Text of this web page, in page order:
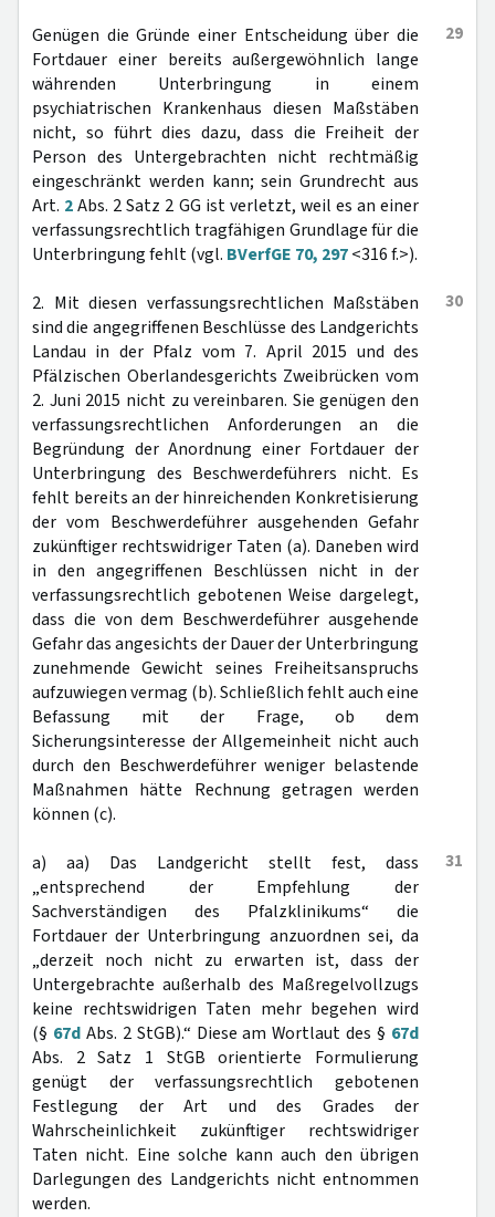
29
Genügen die Gründe einer Entscheidung über die
Fortdauer einer bereits außergewöhnlich lange
währenden Unterbringung in einem
psychiatrischen Krankenhaus diesen Maßstäben
nicht, so führt dies dazu, dass die Freiheit der
Person des Untergebrachten nicht rechtmäßig
eingeschränkt werden kann; sein Grundrecht aus
Art. 2Abs. 2 Satz 2 GG ist verletzt, weil es an einer
verfassungsrechtlich tragfähigen Grundlage für die
Unterbringung fehlt (vgl. BVerfGE 70, 297<316 f.>).
30
2. Mit diesen verfassungsrechtlichen Maßstäben
sind die angegriffenen Beschlüsse des Landgerichts
Landau in der Pfalz vom 7. April 2015 und des
Pfälzischen Oberlandesgerichts Zweibrücken vom
2. Juni 2015 nicht zu vereinbaren. Sie genügen den
verfassungsrechtlichen Anforderungen an die
Begründung der Anordnung einer Fortdauer der
Unterbringung des Beschwerdeführers nicht. Es
fehlt bereits an der hinreichenden Konkretisierung
der vom Beschwerdeführer ausgehenden Gefahr
zukünftiger rechtswidriger Taten (a). Daneben wird
in den angegriffenen Beschlüssen nicht in der
verfassungsrechtlich gebotenen Weise dargelegt,
dass die von dem Beschwerdeführer ausgehende
Gefahr das angesichts der Dauer der Unterbringung
zunehmende Gewicht seines Freiheitsanspruchs
aufzuwiegen vermag (b). Schließlich fehlt auch eine
Befassung mit der Frage, ob dem
Sicherungsinteresse der Allgemeinheit nicht auch
durch den Beschwerdeführer weniger belastende
Maßnahmen hätte Rechnung getragen werden
können (c).
31
a) aa) Das Landgericht stellt fest, dass
„entsprechend der Empfehlung der
Sachverständigen des Pfalzklinikums“ die
Fortdauer der Unterbringung anzuordnen sei, da
„derzeit noch nicht zu erwarten ist, dass der
Untergebrachte außerhalb des Maßregelvollzugs
keine rechtswidrigen Taten mehr begehen wird
(§ 67dAbs. 2 StGB).“ Diese am Wortlaut des § 67d
Abs. 2 Satz 1 StGB orientierte Formulierung
genügt der verfassungsrechtlich gebotenen
Festlegung der Art und des Grades der
Wahrscheinlichkeit zukünftiger rechtswidriger
Taten nicht. Eine solche kann auch den übrigen
Darlegungen des Landgerichts nicht entnommen
werden.